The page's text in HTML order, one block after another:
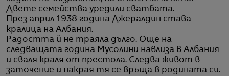
Двете семейства уредили сватбата.
През април 1938 година Джералдин става
кралица на Албания.
Радостта й не траяла дълго. Още на
следващата година Мусолини навлиза в Албания
и сваля краля от престола. Следва живот в
заточение и накрая тя се връща в родината си.